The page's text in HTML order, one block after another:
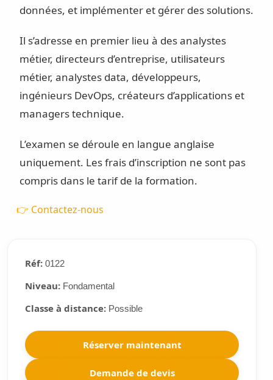
données, et implémenter et gérer des solutions.
Il s’adresse en premier lieu à des analystes
métier, directeurs d’entreprise, utilisateurs
métier, analystes data, développeurs,
ingénieurs DevOps, créateurs d’applications et
managers technique.
L’examen se déroule en langue anglaise
uniquement. Les frais d’inscription ne sont pas
compris dans le tarif de la formation.
👉 Contactez-nous
Réf:0122
Niveau:Fondamental
Classe à distance:Possible
Réserver maintenant
Demande de devis